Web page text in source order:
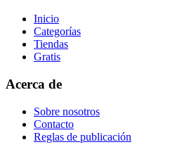
Inicio
Categorías
Tiendas
Gratis
Acerca de
Sobre nosotros
Contacto
Reglas de publicación